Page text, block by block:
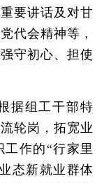
要讲话及对甘
代会精神等，
守初心、担使
据组工干部特
轮岗，拓宽业
作的“行家里
态新就业群体